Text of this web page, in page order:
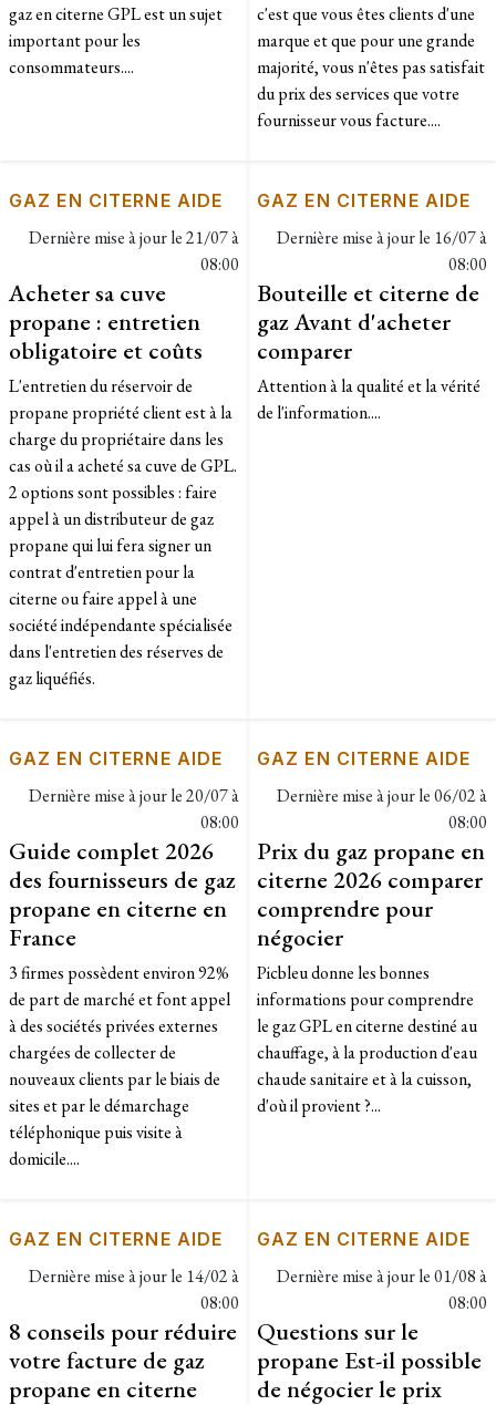
gaz en citerne GPL est un sujet
important pour les
consommateurs....
c'est que vous êtes clients d'une
marque et que pour une grande
majorité, vous n'êtes pas satisfait
du prix des services que votre
fournisseur vous facture....
GAZ EN CITERNE AIDE
Dernière mise à jour le21/07 à
08:00
Acheter sa cuve
propane : entretien
obligatoire et coûts
L'entretien du réservoir de
propane propriété client est à la
charge du propriétaire dans les
cas où il a acheté sa cuve de GPL.
2 options sont possibles : faire
appel à un distributeur de gaz
propane qui lui fera signer un
contrat d'entretien pour la
citerne ou faire appel à une
société indépendante spécialisée
dans l'entretien des réserves de
gaz liquéfiés.
GAZ EN CITERNE AIDE
Dernière mise à jour le 16/07 à
08:00
Bouteille et citerne de
gaz Avant d'acheter
comparer
Attention à la qualité et la vérité
de l'information....
GAZ EN CITERNE AIDE
Dernière mise à jour le20/07 à
08:00
Guide complet 2026
des fournisseurs de gaz
propane en citerne en
France
3 firmes possèdent environ 92%
de part de marché et font appel
à des sociétés privées externes
chargées de collecter de
nouveaux clients par le biais de
sites et par le démarchage
téléphonique puis visite à
domicile....
GAZ EN CITERNE AIDE
Dernière mise à jour le06/02 à
08:00
Prix du gaz propane en
citerne 2026 comparer
comprendre pour
négocier
Picbleu donne les bonnes
informations pour comprendre
le gaz GPL en citerne destiné au
chauffage, à la production d'eau
chaude sanitaire et à la cuisson,
d'où il provient ?...
GAZ EN CITERNE AIDE
Dernière mise à jour le 14/02 à
08:00
8 conseils pour réduire
votre facture de gaz
propane en citerne
GAZ EN CITERNE AIDE
Dernière mise à jour le01/08 à
08:00
Questions sur le
propane Est-il possible
de négocier le prix